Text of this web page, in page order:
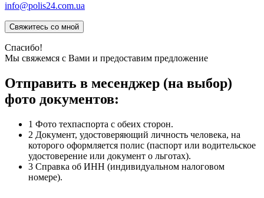
info@polis24.com.ua
Спасибо!
Мы свяжемся с Вами и предоставим предложение
Отправить в месенджер (на выбор)
фото документов:
1 Фото техпаспорта с обеих сторон.
2 Документ, удостоверяющий личность человека, на
которого оформляется полис (паспорт или водительское
удостоверение или документ о льготах).
3 Справка об ИНН (индивидуальном налоговом
номере).